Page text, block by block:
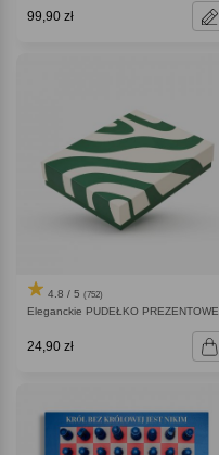
99,90 zł
4.8 / 5 (752)
Eleganckie PUDEŁKO PREZENTOWE
24,90 zł